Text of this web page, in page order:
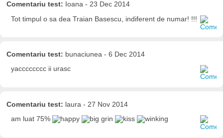
Comentariu test: Ioana - 23 Dec 2014
Tot timpul o sa dea Traian Basescu, indiferent de numar! !!!
Comentariu test: bunaciunea - 6 Dec 2014
yacccccccc ii urasc
Comentariu test: laura - 27 Nov 2014
am luat 75%